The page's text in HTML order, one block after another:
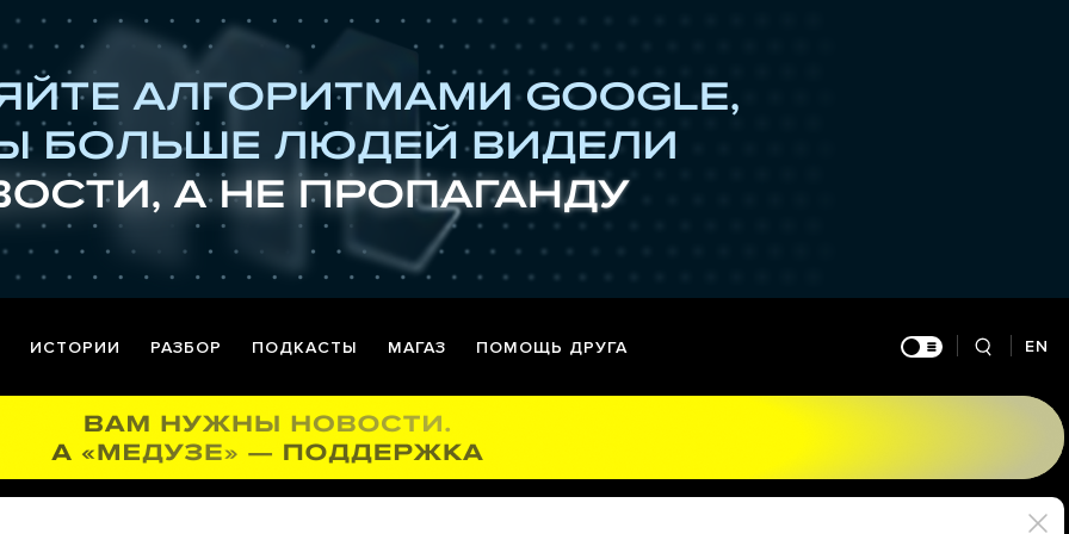
ИСТОРИИ РАЗБОР ПОДКАСТЫ МАГАЗ ПОМОЩЬ ДРУГА EN